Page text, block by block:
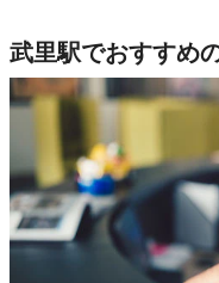
武里駅でおすすめ